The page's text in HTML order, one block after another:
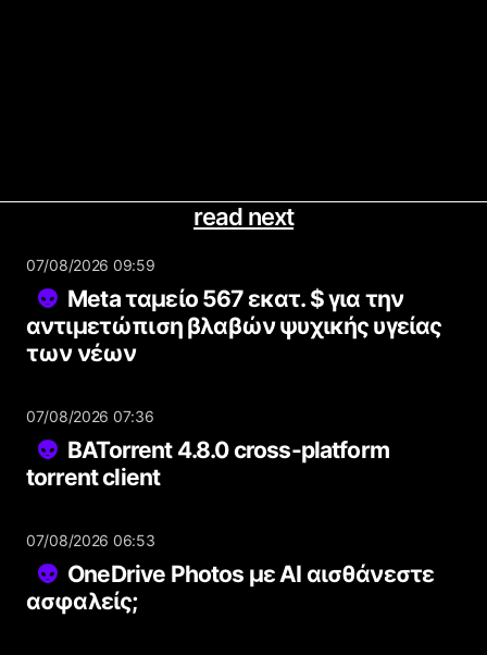
read next
07/08/2026 09:59
Meta ταμείο 567 εκατ. $ για την
αντιμετώπιση βλαβών ψυχικής υγείας
των νέων
07/08/2026 07:36
BATorrent 4.8.0 cross-platform
torrent client
07/08/2026 06:53
OneDrive Photos με AI αισθάνεστε
ασφαλείς;